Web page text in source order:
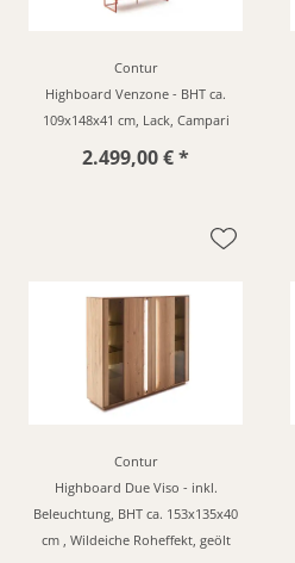
Contur
Highboard Venzone - BHT ca.
109x148x41 cm, Lack, Campari
2.499,00 € *
Contur
Highboard Due Viso - inkl.
Beleuchtung, BHT ca. 153x135x40
cm , Wildeiche Roheffekt, geölt